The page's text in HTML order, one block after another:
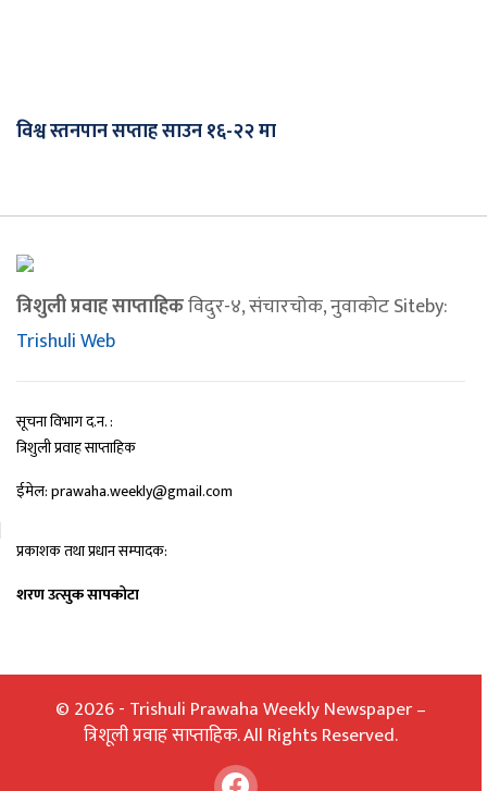
विश्व स्तनपान सप्ताह साउन १६-२२ मा
त्रिशुली प्रवाह साप्ताहिकविदुर-४, संचारचोक, नुवाकोट Siteby:
Trishuli Web
सूचना विभाग द.न. :
त्रिशुली प्रवाह साप्ताहिक
ईमेल: prawaha.weekly@gmail.com
प्रकाशक तथा प्रधान सम्पादक:
शरण उत्सुक सापकोटा
© 2026 - Trishuli Prawaha Weekly Newspaper –
त्रिशूली प्रवाह साप्ताहिक. All Rights Reserved.